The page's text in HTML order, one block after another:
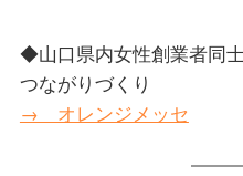
◆山口県内女性創業者同
つながりづくり
→ オレンジメッセ